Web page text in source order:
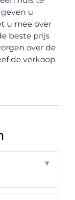
u
u mee over
beste prijs
over de
de verkoop
▼